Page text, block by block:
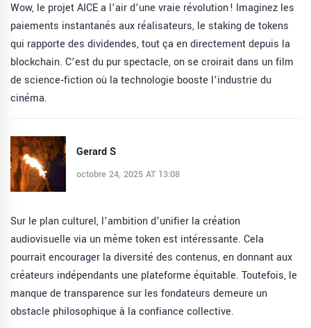
Wow, le projet AICE a l’air d’une vraie révolution ! Imaginez les
paiements instantanés aux réalisateurs, le staking de tokens
qui rapporte des dividendes, tout ça en directement depuis la
blockchain. C’est du pur spectacle, on se croirait dans un film
de science‑fiction où la technologie booste l’industrie du
cinéma.
Gerard S
octobre 24, 2025 AT 13:08
Sur le plan culturel, l’ambition d’unifier la création
audiovisuelle via un même token est intéressante. Cela
pourrait encourager la diversité des contenus, en donnant aux
créateurs indépendants une plateforme équitable. Toutefois, le
manque de transparence sur les fondateurs demeure un
obstacle philosophique à la confiance collective.